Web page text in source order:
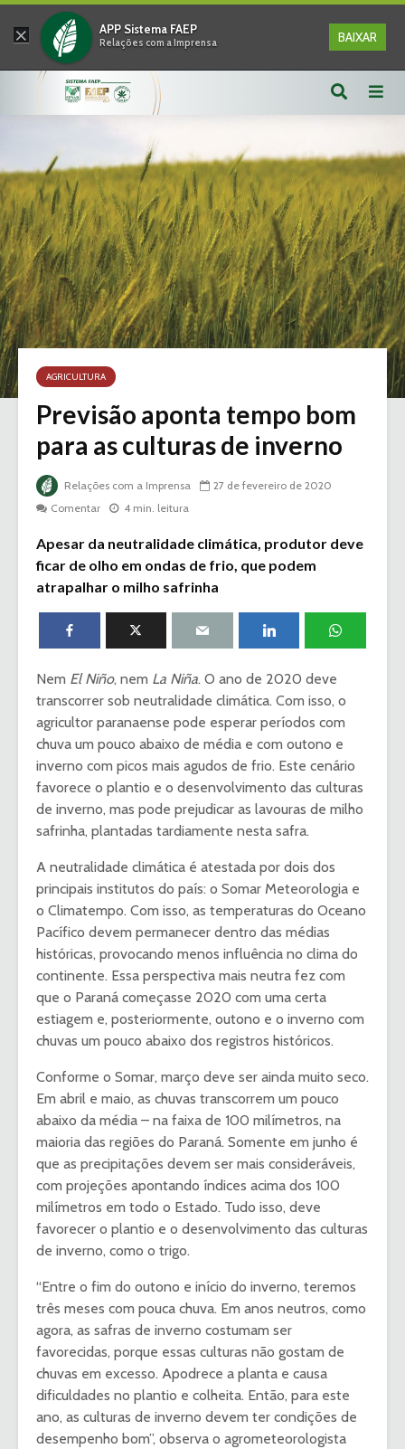
× APP Sistema FAEP
Relações com a Imprensa BAIXAR
AGRICULTURA
Previsão aponta tempo bom
para as culturas de inverno
Relações com a Imprensa
27 de fevereiro de 2020
Comentar
4 min. leitura
Apesar da neutralidade climática, produtor deve
ficar de olho em ondas de frio, que podem
atrapalhar o milho safrinha
Nem El Niño, nem La Niña. O ano de 2020 deve
transcorrer sob neutralidade climática. Com isso, o
agricultor paranaense pode esperar períodos com
chuva um pouco abaixo de média e com outono e
inverno com picos mais agudos de frio. Este cenário
favorece o plantio e o desenvolvimento das culturas
de inverno, mas pode prejudicar as lavouras de milho
safrinha, plantadas tardiamente nesta safra.
A neutralidade climática é atestada por dois dos
principais institutos do país: o Somar Meteorologia e
o Climatempo. Com isso, as temperaturas do Oceano
Pacífico devem permanecer dentro das médias
históricas, provocando menos influência no clima do
continente. Essa perspectiva mais neutra fez com
que o Paraná começasse 2020 com uma certa
estiagem e, posteriormente, outono e o inverno com
chuvas um pouco abaixo dos registros históricos.
Conforme o Somar, março deve ser ainda muito seco.
Em abril e maio, as chuvas transcorrem um pouco
abaixo da média – na faixa de 100 milímetros, na
maioria das regiões do Paraná. Somente em junho é
que as precipitações devem ser mais consideráveis,
com projeções apontando índices acima dos 100
milímetros em todo o Estado. Tudo isso, deve
favorecer o plantio e o desenvolvimento das culturas
de inverno, como o trigo.
“Entre o fim do outono e início do inverno, teremos
três meses com pouca chuva. Em anos neutros, como
agora, as safras de inverno costumam ser
favorecidas, porque essas culturas não gostam de
chuvas em excesso. Apodrece a planta e causa
dificuldades no plantio e colheita. Então, para este
ano, as culturas de inverno devem ter condições de
desempenho bom”, observa o agrometeorologista